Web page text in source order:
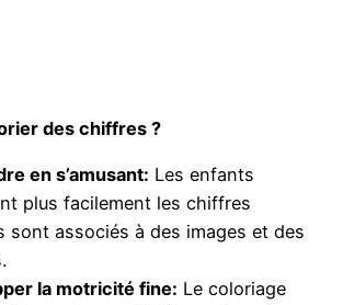
des chiffres ?
en s’amusant: Les enfants
plus facilement les chiffres
sont associés à des images et des
la motricité fine: Le coloriage